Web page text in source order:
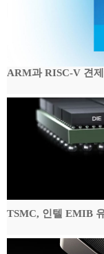
ARM과 RISC-V 견
TSMC, 인텔 EMIB